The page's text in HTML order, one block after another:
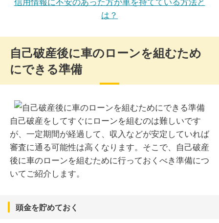
は？
自己破産後に車のローンを組むため
にできる準備
自己破産をしてすぐにローンを組むのは難しいです
が、一定期間が経過して、収入などが安定していれば
審査に通る可能性は高くなります。そこで、自己破産
後に車のローンを組むために行っておくべき準備につ
いてご紹介します。
頭金を貯めておく